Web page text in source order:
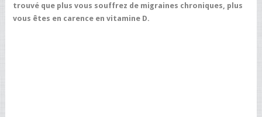
trouvé que plus vous souffrez de migraines chroniques, plus
vous êtes en carence en vitamine D.